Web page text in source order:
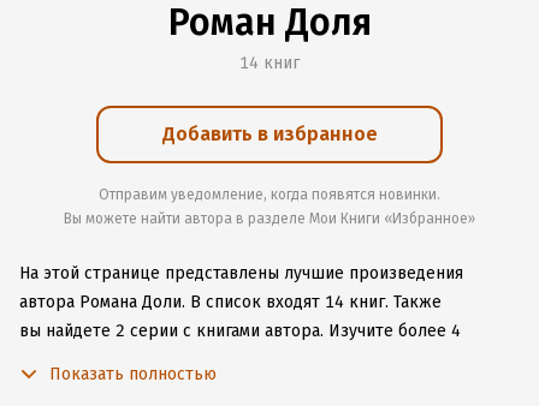
Роман Доля
14 книг
Добавить в избранное
Отправим уведомление, когда появятся новинки.
Вы можете найти автора в разделе Мои Книги «Избранное»
На этой странице представлены лучшие произведения
автора Романа Доли. В список входят 14 книг. Также
вы найдете 2 серии с книгами автора. Изучите более 4
Показать полностью